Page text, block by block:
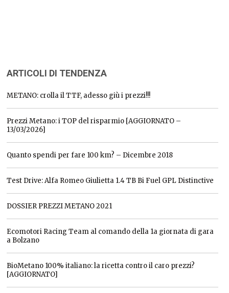
ARTICOLI DI TENDENZA
METANO: crolla il TTF, adesso giù i prezzi!!!
Prezzi Metano: i TOP del risparmio [AGGIORNATO –
13/03/2026]
Quanto spendi per fare 100 km? – Dicembre 2018
Test Drive: Alfa Romeo Giulietta 1.4 TB Bi Fuel GPL Distinctive
DOSSIER PREZZI METANO 2021
Ecomotori Racing Team al comando della 1a giornata di gara
a Bolzano
BioMetano 100% italiano: la ricetta contro il caro prezzi?
[AGGIORNATO]